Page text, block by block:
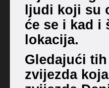
ljudi koji su
će se i kad i
lokacija.
Gledajući
zvijezda